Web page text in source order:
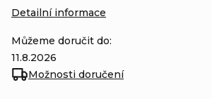
Můžeme doručit do:
11.8.2026
Možnosti doručení
Detailní informace